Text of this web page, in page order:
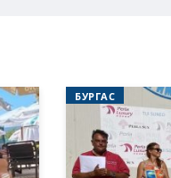
БУРГАС